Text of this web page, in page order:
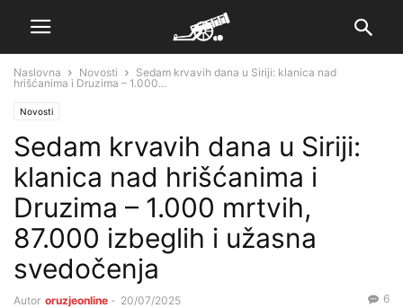
Naslovna Novosti
Sedam krvavih dana u Siriji: klanica nad
hrišćanima i Druzima – 1.000...
Novosti
Sedam krvavih dana u Siriji:
klanica nad hrišćanima i
Druzima – 1.000 mrtvih,
87.000 izbeglih i užasna
svedočenja
Autor oruzjeonline - 20/07/2025 6